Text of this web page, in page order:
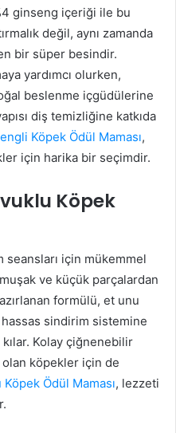
ginseng içeriği ile bu
değil, aynı zamanda
bir süper besindir.
yardımcı olurken,
beslenme içgüdülerine
diş temizliğine katkıda
Köpek Ödül Maması,
için harika bir seçimdir.
Köpek
seansları için mükemmel
ve küçük parçalardan
formülü, et unu
sindirim sistemine
Kolay çiğnenebilir
olan köpekler için de
Ödül Maması, lezzeti